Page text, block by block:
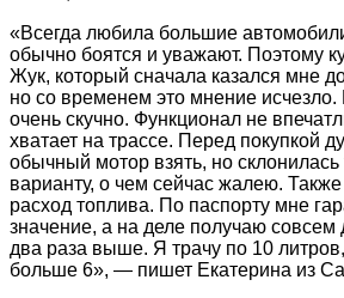
«Всегда любила большие
обычно боятся и уважают. Поэтому
Жук, который сначала казался мне
но со временем это мнение исчезло.
очень скучно. Функционал не
хватает на трассе. Перед покупкой
обычный мотор взять, но склонилась
варианту, о чем сейчас жалею.
расход топлива. По паспорту мне
значение, а на деле получаю совсем
два раза выше. Я трачу по 10
больше 6», — пишет Екатерина из